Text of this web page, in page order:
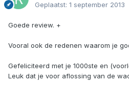
Geplaatst: 1 september 2013
Goede review. +
Vooral ook de redenen waarom je
Gefeliciteerd met je 1000ste en
Leuk dat je voor aflossing van de